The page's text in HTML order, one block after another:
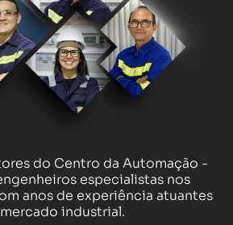
do Centro da Automação -
especialistas nos
anos de experiência atuantes
industrial.